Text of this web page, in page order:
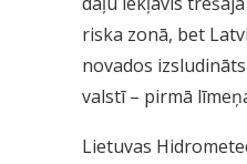
riska zonā, bet
novados
valstī – pirmā
Lietuvas